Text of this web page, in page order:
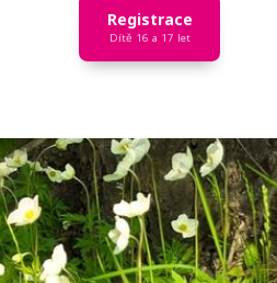
Registrace
Dítě 16 a 17 let